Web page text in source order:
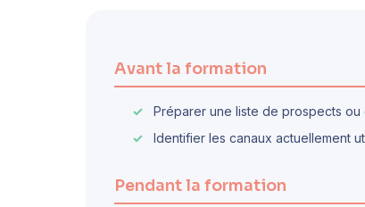
Avant la formation
Préparer une liste de prospects ou
Identifier les canaux actuellement
Pendant la formation